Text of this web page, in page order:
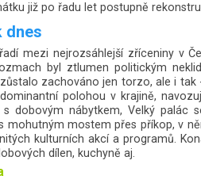
již po řadu let postupně
dnes
mezi nejrozsáhlejší zříceniny v
byl ztlumen politickým
zachováno jen torzo, ale i
polohou v krajině,
s dobovým nábytkem, Velký palác
mohutným mostem přes příkop, v
kulturních akcí a programů.
dílen, kuchyně aj.